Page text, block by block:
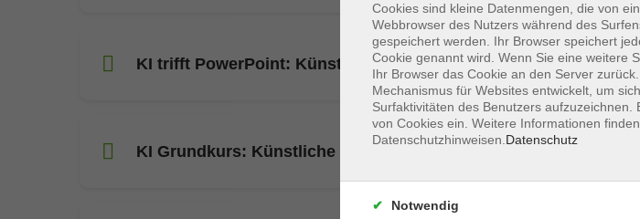
KI trifft PowerPoint: Künstliche Intelligenz für Präsentationen
KI Grundkurs: Künstliche Intelligenz für Anfänger
Cookies sind kleine Datenmengen, die von
Webbrowser des Nutzers während des
gespeichert werden. Ihr Browser speichert
Cookie genannt wird. Wenn Sie eine weitere
Ihr Browser das Cookie an den Server
Mechanismus für Websites entwickelt, um
Surfaktivitäten des Benutzers aufzuzeichnen.
von Cookies ein. Weitere Informationen
Datenschutzhinweisen. Datenschutz
Notwendig